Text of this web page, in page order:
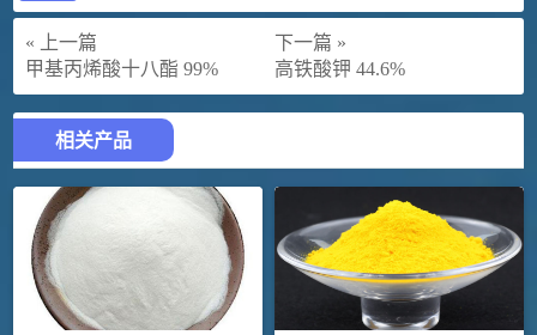
« 上一篇
甲基丙烯酸十八酯 99%
下一篇 »
高铁酸钾 44.6%
相关产品